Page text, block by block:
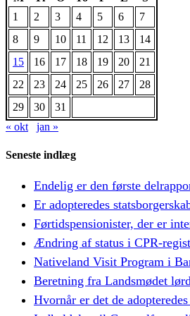
1
2 3 4 5 6
7
8
9 10 11 12 13
14
15
16 17 18 19 20
21
22
23 24 25 26 27
28
29
30
31
« okt
jan »
Seneste indlæg
Endelig er den første
Er adopteredes
Førtidspensionister, der er
Ændring af status i CPR-
Nativeland Visit Program i
Beretning fra Landsmødet
Hvornår er det de